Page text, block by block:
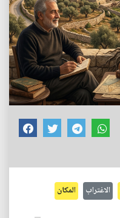
الاغتراب المكان